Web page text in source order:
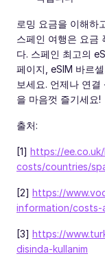
로밍 요금을 이해하
스페인 여행은 요금
다. 스페인 최고의
페이지, eSIM 바르
보세요. 언제나 연
을 마음껏 즐기세요!
출처:
[1] https://
costs/countries/
[2] https://
information/costs-
[3] https://
disinda-kullanim